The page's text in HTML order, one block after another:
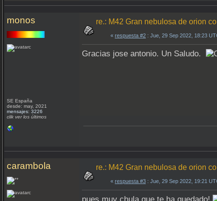
monos
SE España
desde: may, 2021
mensajes: 3226
clik ver los últimos
re.: M42 Gran nebulosa de orion
« respuesta #2 : Jue, 29 Sep 2022, 18:23
Gracias jose antonio. Un Saludo.
carambola re.: M42 Gran nebulosa de orion
« respuesta #3 : Jue, 29 Sep 2022, 19:21